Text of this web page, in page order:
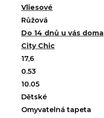
Vliesové
Růžová
Do 14 dnů u vás doma
City Chic
17,6
0.53
10.05
Dětské
Omyvatelná tapeta